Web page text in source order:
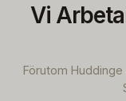
Vi
Förutom